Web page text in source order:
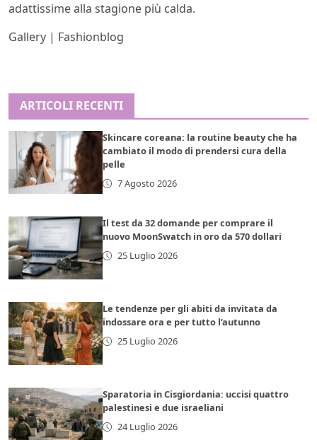
adattissime alla stagione più calda.
Gallery | Fashionblog
ARTICOLI RECENTI
Skincare coreana: la routine beauty che ha
cambiato il modo di prendersi cura della
pelle
7 Agosto 2026
Il test da 32 domande per comprare il
nuovo MoonSwatch in oro da 570 dollari
25 Luglio 2026
Le tendenze per gli abiti da invitata da
indossare ora e per tutto l’autunno
25 Luglio 2026
Sparatoria in Cisgiordania: uccisi quattro
palestinesi e due israeliani
24 Luglio 2026